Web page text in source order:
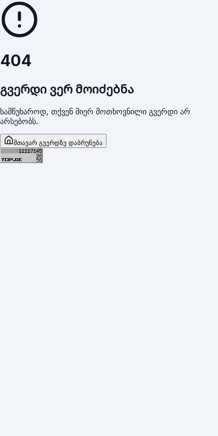
404
გვერდი ვერ მოიძებნა
სამწუხაროდ, თქვენ მიერ მოთხოვნილი გვერდი არ
არსებობს.
მთავარ გვერდზე დაბრუნება